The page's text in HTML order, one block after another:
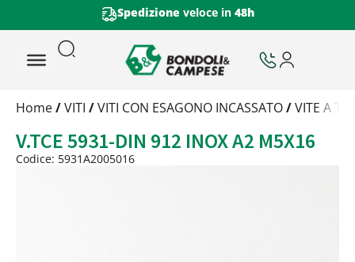
Spedizione veloce in 48h
Trattamento
Peso
Quantità
Home/VITI /VITI CON ESAGONO INCASSATO/VITE A
V.TCE 5931-DIN 912 INOX A2 M5X16
Codice: 5931A2005016